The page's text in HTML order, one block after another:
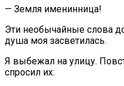
— Земля именинница!
Эти необычайные слова
душа моя засветилась.
Я выбежал на улицу.
спросил их: